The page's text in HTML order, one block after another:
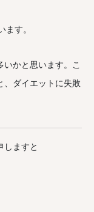
ます。
かと思います。こ
、ダイエットに失敗
しますと